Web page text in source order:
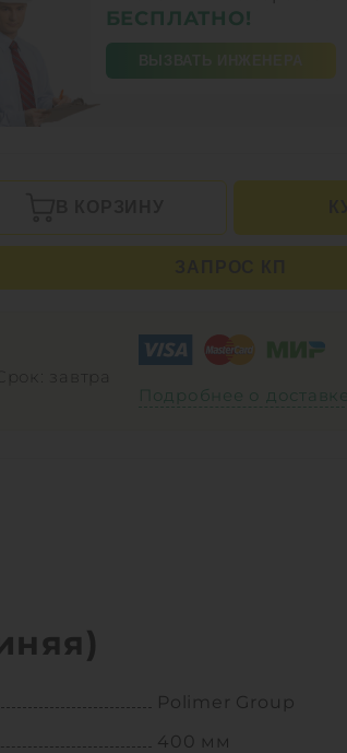
Срок: завтра
Подробнее о доставке
БЕСПЛАТНО!
Polimer Group
400 мм